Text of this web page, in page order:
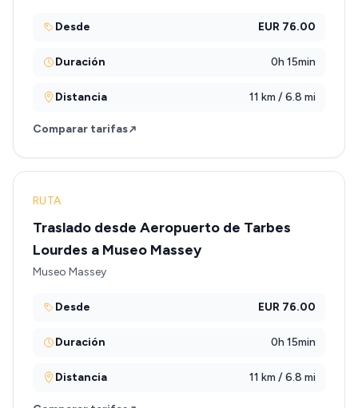
Desde EUR 76.00
Duración 0h 15min
Distancia 11 km / 6.8 mi
Comparar tarifas
RUTA
Traslado desde Aeropuerto de Tarbes
Lourdes a Museo Massey
Museo Massey
Desde EUR 76.00
Duración 0h 15min
Distancia 11 km / 6.8 mi